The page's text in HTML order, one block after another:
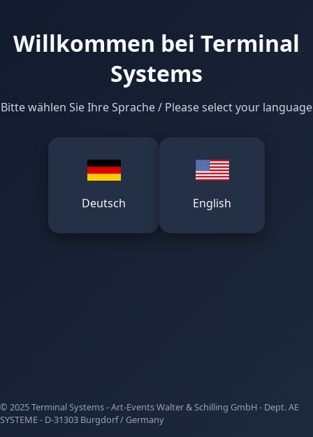
Willkommen bei Terminal
Systems
Bitte wählen Sie Ihre Sprache / Please select your language
Deutsch English
© 2025 Terminal Systems - Art-Events Walter & Schilling GmbH - Dept. AE
SYSTEME - D-31303 Burgdorf / Germany